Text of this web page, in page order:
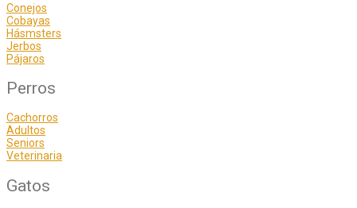
Conejos
Cobayas
Hásmsters
Jerbos
Pájaros
Perros
Cachorros
Adultos
Seniors
Veterinaria
Gatos